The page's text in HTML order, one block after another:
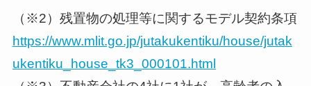
（※2）残置物の処理等に関するモデル契約条項
https://www.mlit.go.jp/jutakukentiku/house/jutak
ukentiku_house_tk3_000101.html